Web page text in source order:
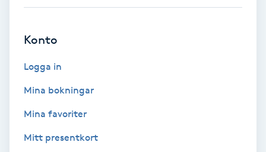
Nagelförlängning silke
Nagelförstärkning
Konto
Logga in
Mina bokningar
Mina favoriter
Mitt presentkort